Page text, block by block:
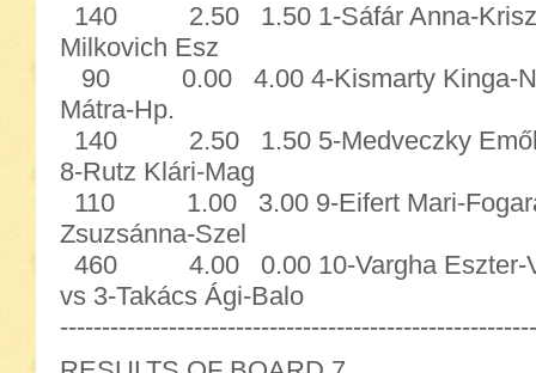
140 2.50 1.50 1-Sáfár Anna-
Milkovich Esz
90 0.00 4.00 4-Kismarty Kinga-
Mátra-Hp.
140 2.50 1.50 5-Medveczky
8-Rutz Klári-Mag
110 1.00 3.00 9-Eifert Mari-
Zsuzsánna-Szel
460 4.00 0.00 10-Vargha Eszter-
vs 3-Takács Ági-Balo